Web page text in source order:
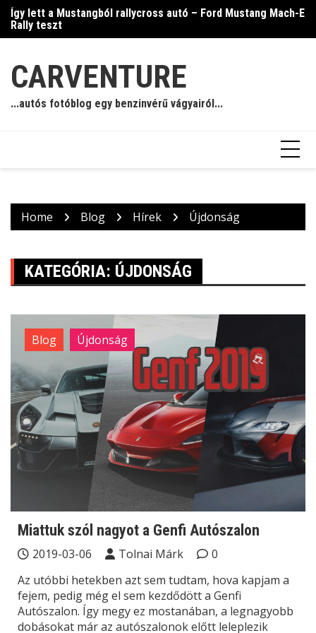
Skip
content
Így lett a Mustangból rallycross autó – Ford Mustang Mach-E
Rally teszt
CARVENTURE
...autós fotóblog egy benzinvérű vágyairól...
Home Blog Hírek Újdonság
KATEGÓRIA: ÚJDONSÁG
Blog Újdonság
Miattuk szól nagyot a Genfi Autószalon
2019-03-06 Tolnai Márk
0
Az utóbbi hetekben azt sem tudtam, hova kapjam a
fejem, pedig még el sem kezdődött a Genfi
Autószalon. Így megy ez mostanában, a legnagyobb
dobásokat már az autószalonok előtt leleplezik